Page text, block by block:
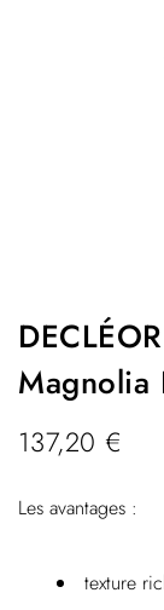
Magnolia
137,20€
Les avantages :
texture